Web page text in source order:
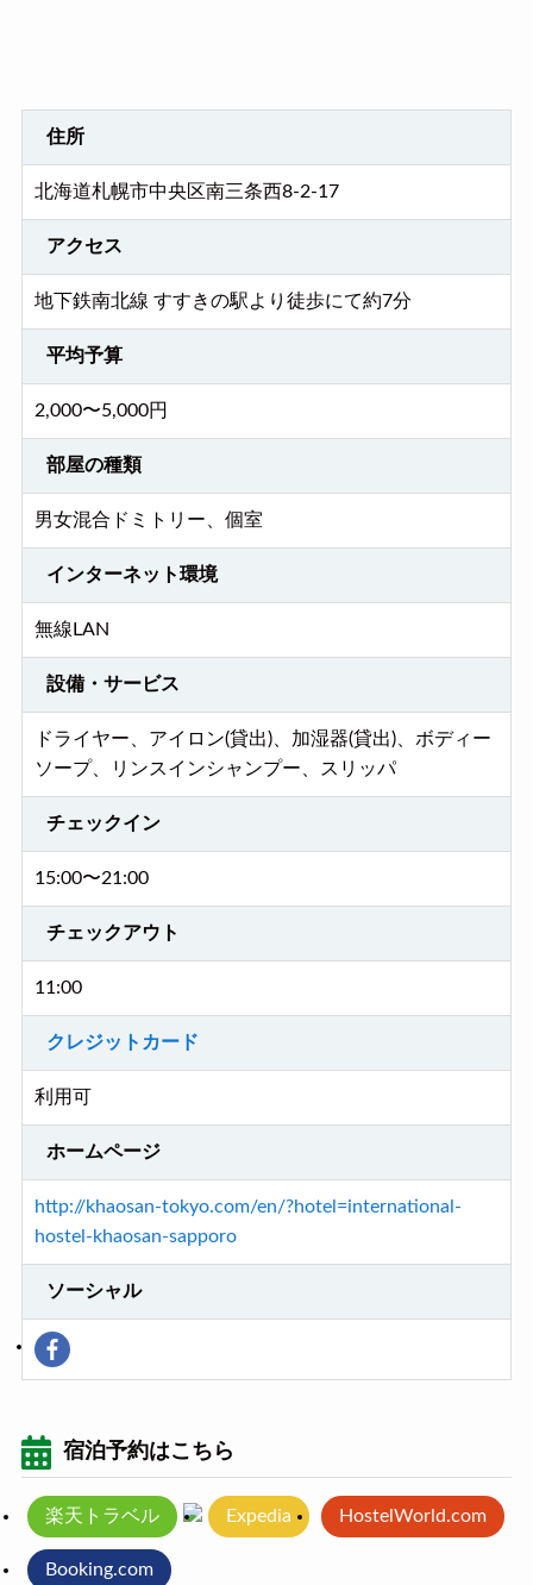
住所
北海道札幌市中央区南三条西8-2-17
アクセス
地下鉄南北線 すすきの駅より徒歩にて約7分
平均予算
2,000〜5,000円
部屋の種類
男女混合ドミトリー、個室
インターネット環境
無線LAN
設備・サービス
ドライヤー、アイロン(貸出)、加湿器(貸出)、ボディー
ソープ、リンスインシャンプー、スリッパ
チェックイン
15:00〜21:00
チェックアウト
11:00
クレジットカード
利用可
ホームページ
http://khaosan-tokyo.com/en/?hotel=international-
hostel-khaosan-sapporo
ソーシャル
宿泊予約はこちら
楽天トラベル Expedia HostelWorld.com
Booking.com